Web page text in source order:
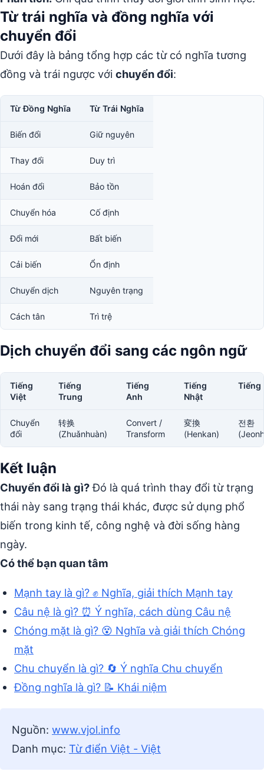
Từ trái nghĩa và đồng nghĩa với
chuyển đổi
Dưới đây là bảng tổng hợp các từ có nghĩa tương
đồng và trái ngược với chuyển đổi:
Từ Đồng Nghĩa Từ Trái Nghĩa
Biến đổi Giữ nguyên
Thay đổi Duy trì
Hoán đổi Bảo tồn
Chuyển hóa Cố định
Đổi mới Bất biến
Cải biến Ổn định
Chuyển dịch Nguyên trạng
Cách tân Trì trệ
Dịch chuyển đổi sang các ngôn ngữ
Tiếng
Việt
Tiếng
Trung
Tiếng
Anh
Tiếng
Nhật
Tiếng
Chuyển
đổi
转换
(Zhuǎnhuàn)
Convert /
Transform
変換
(Henkan)
전환
Kết luận
Chuyển đổi là gì?Đó là quá trình thay đổi từ trạng
thái này sang trạng thái khác, được sử dụng phổ
biến trong kinh tế, công nghệ và đời sống hàng
ngày.
Có thể bạn quan tâm
Mạnh tay là gì? ✊ Nghĩa, giải thích Mạnh tay
Câu nệ là gì? ⏰ Ý nghĩa, cách dùng Câu nệ
Chóng mặt là gì? 😵 Nghĩa và giải thích Chóng
mặt
Chu chuyển là gì? 🔄 Ý nghĩa Chu chuyển
Đồng nghĩa là gì? 📝 Khái niệm
Nguồn: www.vjol.info
Danh mục: Từ điển Việt - Việt